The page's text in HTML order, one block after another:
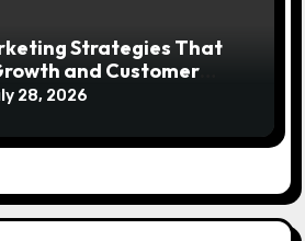
Strategies That
and Customer
28, 2026